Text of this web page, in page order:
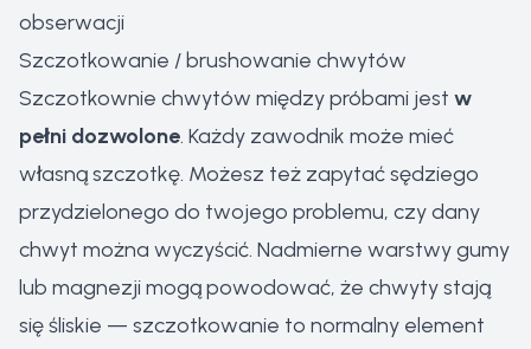
obserwacji
Szczotkowanie / brushowanie chwytów
Szczotkownie chwytów między próbami jest w
pełni dozwolone. Każdy zawodnik może mieć
własną szczotkę. Możesz też zapytać sędziego
przydzielonego do twojego problemu, czy dany
chwyt można wyczyścić. Nadmierne warstwy gumy
lub magnezji mogą powodować, że chwyty stają
się śliskie — szczotkowanie to normalny element